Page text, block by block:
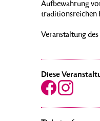
Aufbewahrung
traditionsreichen
Veranstaltung
Diese